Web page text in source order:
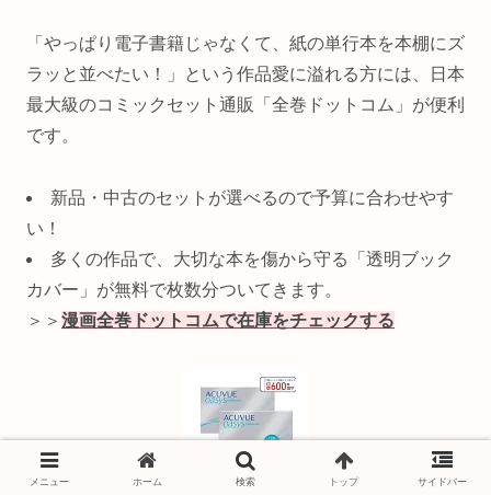
「やっぱり電子書籍じゃなくて、紙の単行本を本棚にズ
ラッと並べたい！」という作品愛に溢れる方には、日本
最大級のコミックセット通販「全巻ドットコム」が便利
です。
新品・中古のセットが選べるので予算に合わせやす
い！
多くの作品で、大切な本を傷から守る「透明ブック
カバー」が無料で枚数分ついてきます。
＞＞ 漫画全巻ドットコムで在庫をチェックする
メニュー ホーム 検索 トップ サイドバー